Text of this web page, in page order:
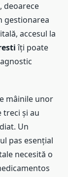
deoarece
gestionarea
accesul la
îți poate
mâinile unor
treci și au
Un
pas esențial
necesită o